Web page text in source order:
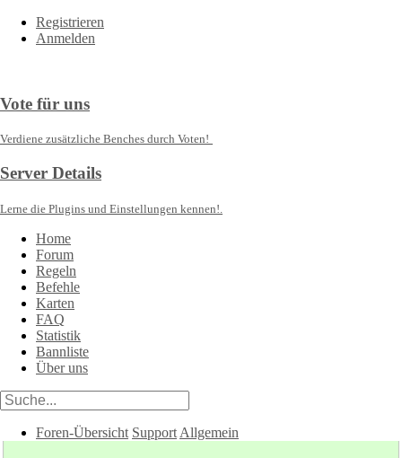
Registrieren
Anmelden
Vote für uns
Verdiene zusätzliche Benches durch Voten!
Server Details
Lerne die Plugins und Einstellungen kennen!.
Home
Forum
Regeln
Befehle
Karten
FAQ
Statistik
Bannliste
Über uns
Foren-Übersicht Support Allgemein